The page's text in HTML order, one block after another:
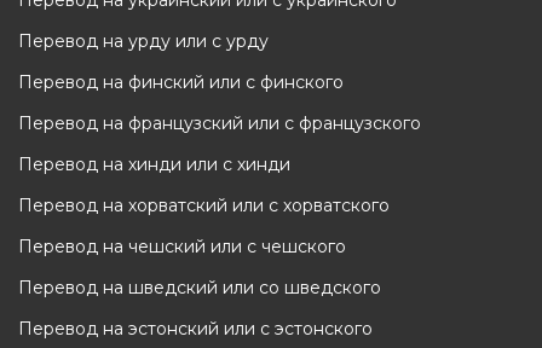
Перевод на урду или с урду
Перевод на финский или с финского
Перевод на французский или с французского
Перевод на хинди или с хинди
Перевод на хорватский или с хорватского
Перевод на чешский или с чешского
Перевод на шведский или со шведского
Перевод на эстонский или с эстонского